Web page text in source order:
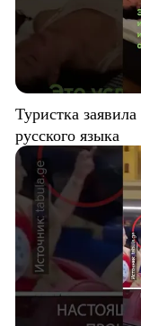
Туристка
русского языка